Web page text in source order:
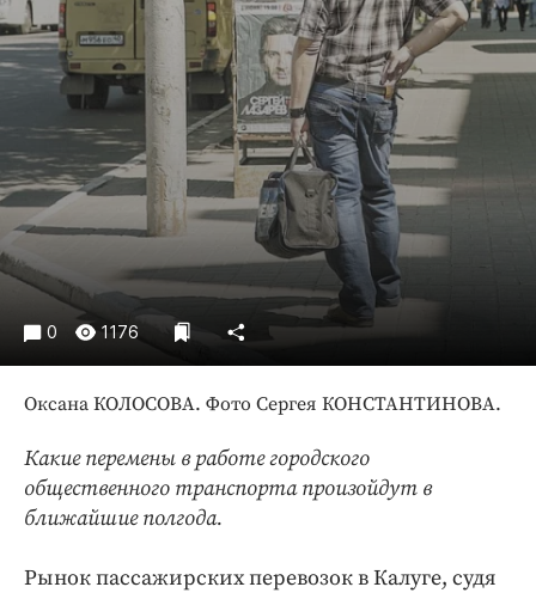
Интересное чтиво
Клиника года
Бренд года
Работодатель года
0 1176
Оксана КОЛОСОВА. Фото Сергея КОНСТАНТИНОВА.
Какие перемены в работе городского
общественного транспорта произойдут в
ближайшие полгода.
Рынок пассажирских перевозок в Калуге, судя